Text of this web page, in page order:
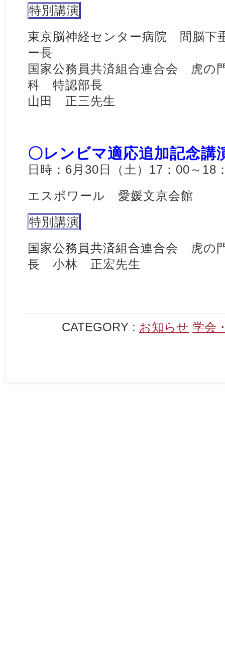
特別講演
東京脳神経センター病院 間脳
ー長
国家公務員共済組合連合会 虎の
科 特認部長
山田 正三先生
〇レンビマ適応追加記念講
日時：6月30日（土）17：00～18
エスポワール 愛媛文京会館
特別講演
国家公務員共済組合連合会 虎
長 小林 正宏先生
CATEGORY : お知らせ 学会